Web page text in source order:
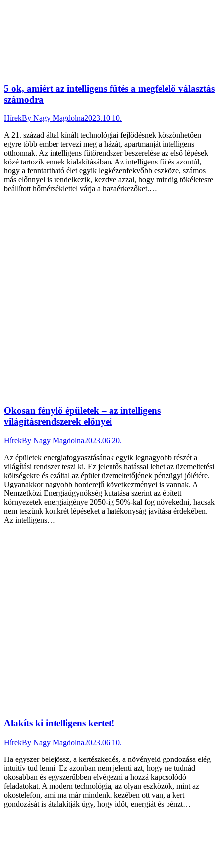
5 ok, amiért az intelligens fűtés a megfelelő választás
számodra
HírekBy Nagy Magdolna2023.10.10.
A 21. század által kínált technológiai fejlődésnek köszönhetően
egyre több ember tervezi meg a házát, apartmanját intelligens
otthonnak. Az intelligens fűtőrendszer beszerelése az első lépések
közé tartozik ennek kialakításában. Az intelligens fűtés azontúl,
hogy a fenntartható élet egyik legkézenfekvőbb eszköze, számos
más előnnyel is rendelkezik, kezdve azzal, hogy mindig tökéletesre
beállított hőmérséklettel várja a hazaérkezőket.…
Okosan fénylő épületek – az intelligens
világításrendszerek előnyei
HírekBy Nagy Magdolna2023.06.20.
Az épületek energiafogyasztásának egyik legnagyobb részét a
világítási rendszer teszi ki. Ez jelentős hatással lehet az üzemeltetési
költségekre és ezáltal az épület üzemeltetőjének pénzügyi jólétére.
Ugyanakkor nagyobb horderejű következményei is vannak. A
Nemzetközi Energiaügynökség kutatása szerint az épített
környezetek energiaigénye 2050-ig 50%-kal fog növekedni, hacsak
nem teszünk konkrét lépéseket a hatékonyság javítása érdekében.
Az intelligens…
Alakíts ki intelligens kertet!
HírekBy Nagy Magdolna2023.06.10.
Ha egyszer belejössz, a kertészkedés, a növényeid gondozása elég
intuitív tud lenni. Ez azonban nem jelenti azt, hogy ne tudnád
okosabban és egyszerűbben elvégezni a hozzá kapcsolódó
feladatokat. A modern technológia, az olyan eszközök, mint az
okostelefon, ami ma már mindenki kezében ott van, a kert
gondozását is átalakítják úgy, hogy időt, energiát és pénzt…